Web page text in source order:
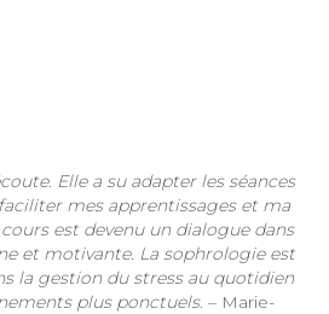
Elle a su adapter les séances
mes apprentissages et ma
est devenu un dialogue dans
et motivante. La sophrologie est
la gestion du stress au quotidien
plus ponctuels. – Marie-